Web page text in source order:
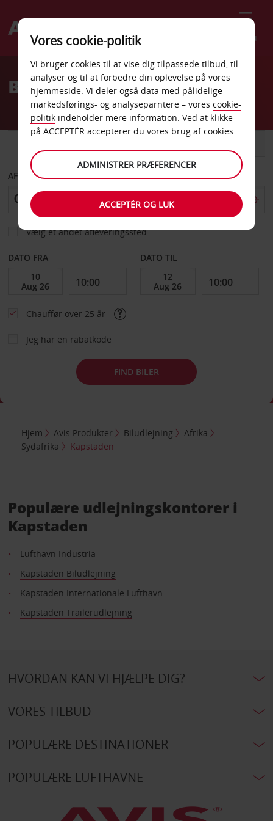
Menu
Welcome
AvisBilleje i Kapstaden
AFHENT FRA
Vælg et andet afleveringssted
DATO FRA DATO TIL
Chauffør over 25 år
Jeg har en rabatkode
FIND BILER
Hjem Avis Produkter Biludlejning
Afrika
Sydafrika
Kapstaden
Populære udlejningskontorer i
Kapstaden
Lufthavn Industria
Kapstaden Biludlejning
Kapstaden Internationale Lufthavn
Kapstaden Trailerudlejning
HVORDAN KAN VI HJÆLPE DIG?
VORES TILBUD
POPULÆRE DESTINATIONER
POPULÆRE LUFTHAVNE
Vores cookie-politik
Vi bruger cookies til at vise dig tilpassede tilbud, til
analyser og til at forbedre din oplevelse på vores
hjemmeside. Vi deler også data med pålidelige
markedsførings- og analyseparntere – vores cookie-
politik indeholder mere information. Ved at klikke
på ACCEPTÉR accepterer du vores brug af cookies.
ADMINISTRER PRÆFERENCER
ACCEPTÉR OG LUK